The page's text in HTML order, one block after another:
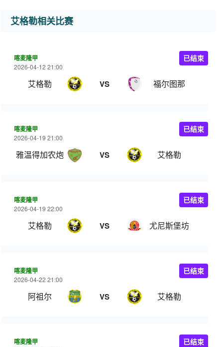
艾格勒相关比赛
喀麦隆甲
2026-04-12 21:00
艾格勒 VS 福尔图那
已结束
喀麦隆甲
2026-04-19 21:00
雅温得加农炮 VS 艾格勒
已结束
喀麦隆甲
2026-04-19 22:00
艾格勒 VS 尤尼斯堡坊
已结束
喀麦隆甲
2026-04-22 21:00
阿祖尔 VS 艾格勒
已结束
喀麦隆甲 已结束